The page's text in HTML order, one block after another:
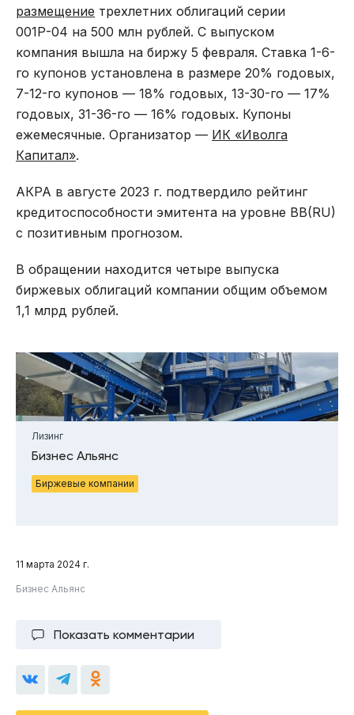
размещение трехлетних облигаций серии
001Р-04 на 500 млн рублей. С выпуском
компания вышла на биржу 5 февраля. Ставка 1-6-
го купонов установлена в размере 20% годовых,
7-12-го купонов — 18% годовых, 13-30-го — 17%
годовых, 31-36-го — 16% годовых. Купоны
ежемесячные. Организатор — ИК «Иволга
Капитал».
АКРА в августе 2023 г. подтвердило рейтинг
кредитоспособности эмитента на уровне BB(RU)
с позитивным прогнозом.
В обращении находится четыре выпуска
биржевых облигаций компании общим объемом
1,1 млрд рублей.
Лизинг
Бизнес Альянс
Биржевые компании
11 марта 2024 г.
Бизнес Альянс
Показать комментарии